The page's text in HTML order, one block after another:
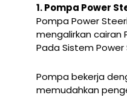
1. Pompa Power
Pompa Power
mengalirkan cairan
Pada Sistem
Pompa bekerja
memudahkan